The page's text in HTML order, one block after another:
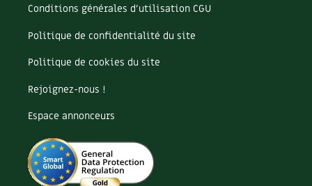
Purin
Recette
Récup'
Réparation
Reproduction
Restauration
Rocaille
Ronce (ou mûre de jardin)
Roquette
Conditions générales d’utilisation CGU
Politique de confidentialité du site
Politique de cookies du site
Rejoignez-nous !
Espace annonceurs